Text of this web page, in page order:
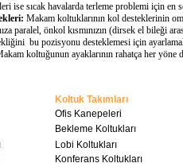
ise sıcak havalarda terleme problemi için
Makam koltuklarının kol desteklerinin
paralel, önkol kısmınızın (dirsek el bileği
bu pozisyonu desteklemesi için
koltuğunun ayaklarının rahatça her
Koltuk Takımları
Ofis Kanepeleri
Bekleme Koltukları
Lobi Koltukları
Konferans Koltukları